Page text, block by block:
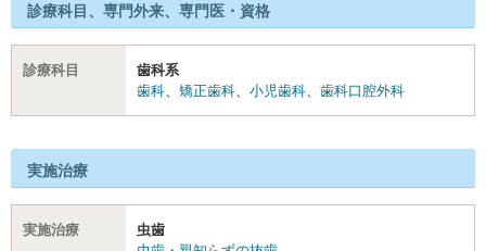
診療科目、専門外来、専門医・資格
診療科目
歯科系
歯科
矯正歯科 小児歯科 歯科口腔外科
実施治療
実施治療
虫歯